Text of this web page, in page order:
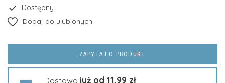
Dostępny
Dodaj do ulubionych
ZAPYTAJ O PRODUKT
Dostawa już od 11,99 zł